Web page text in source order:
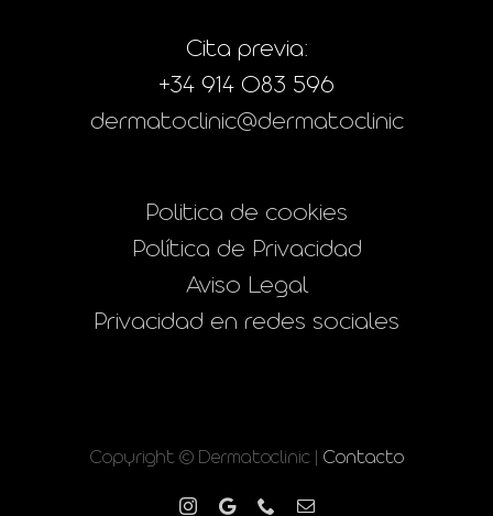
Cita previa:
+34 914 083 596
dermatoclinic@dermatoclinic
Politica de cookies
Política de Privacidad
Aviso Legal
Privacidad en redes sociales
Copyright © Dermatoclinic | Contacto
Instagram
Google PhoneCorreo